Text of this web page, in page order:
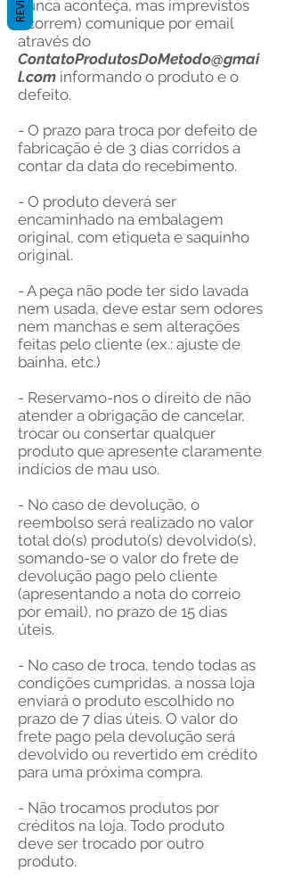
nunca aconteça, mas imprevistos
ocorrem) comunique por email
através do
ContatoProdutosDoMetodo@gmai
l.com informando o produto e o
defeito.
- O prazo para troca por defeito de
fabricação é de 3 dias corridos a
contar da data do recebimento.
- O produto deverá ser
encaminhado na embalagem
original, com etiqueta e saquinho
original.
- A peça não pode ter sido lavada
nem usada, deve estar sem odores
nem manchas e sem alterações
feitas pelo cliente (ex.: ajuste de
bainha, etc.)
- Reservamo-nos o direito de não
atender a obrigação de cancelar,
trocar ou consertar qualquer
produto que apresente claramente
indícios de mau uso.
- No caso de devolução, o
reembolso será realizado no valor
total do(s) produto(s) devolvido(s),
somando-se o valor do frete de
devolução pago pelo cliente
(apresentando a nota do correio
por email), no prazo de 15 dias
úteis.
- No caso de troca, tendo todas as
condições cumpridas, a nossa loja
enviará o produto escolhido no
prazo de 7 dias úteis. O valor do
frete pago pela devolução será
devolvido ou revertido em crédito
para uma próxima compra.
- Não trocamos produtos por
créditos na loja. Todo produto
deve ser trocado por outro
produto.